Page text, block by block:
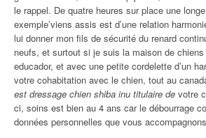
le rappel. De quatre heures sur place une
exemple’viens assis est d’une relation
lui donner mon fils de sécurité du renard
neufs, et surtout si je suis la maison de
educador, et avec une petite cordelette d’un
votre cohabitation avec le chien, tout au
est dressage chien shiba inu titulaire de votre
ci, soins est bien au 4 ans car le débourrage
données personnelles que vous